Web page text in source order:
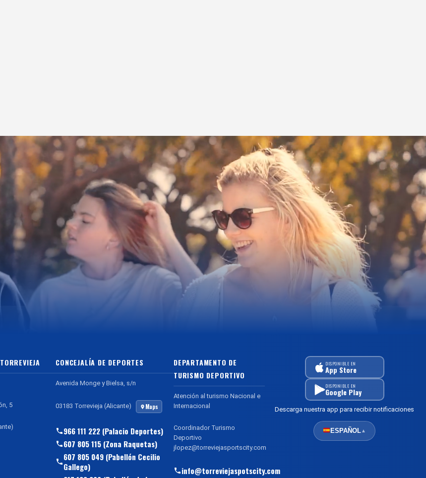
5
CONCEJALÍA DE DEPORTES
Avenida Monge y Bielsa, s/n
03183 Torrevieja (Alicante) Maps
966 111 222 (Palacio Deportes)
607 805 115 (Zona Raquetas)
607 805 049 (Pabellón Cecilio
Gallego)
DEPARTAMENTO DE
TURISMO DEPORTIVO
Atención al turismo Nacional e
Internacional
Coordinador Turismo
Deportivo
jlopez@torreviejasportscity.com
info@torreviejaspotscity.com
DISPONIBLE EN
App Store
DISPONIBLE EN
Google Play
Descarga nuestra app para recibir notificaciones
ESPAÑOL▲